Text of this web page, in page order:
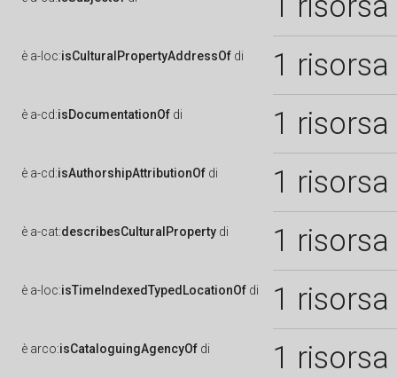
è a-loc:isCulturalPropertyAddressOf di 1 risorsa
è a-cd:isDocumentationOf di 1 risorsa
è a-cd:isAuthorshipAttributionOf di 1 risorsa
è a-cat:describesCulturalProperty di 1 risorsa
è a-loc:isTimeIndexedTypedLocationOf di 1 risorsa
è arco:isCataloguingAgencyOf di 1 risorsa